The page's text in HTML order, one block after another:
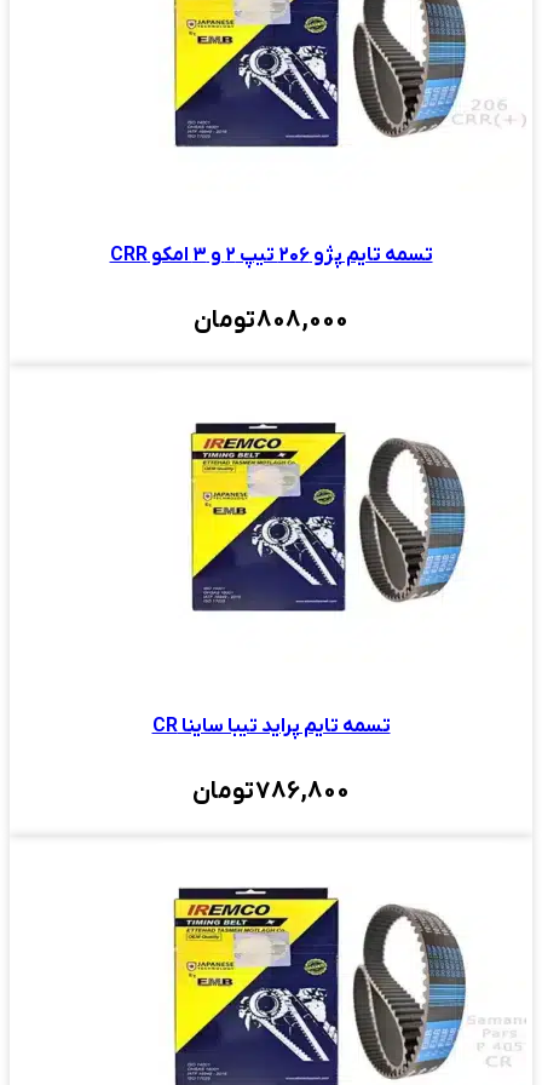
تسمه تایم پژو ۲۰۶ تیپ ۲ و ۳ امکو CRR
808,000تومان
تسمه تایم پراید تیبا ساینا CR
786,800تومان